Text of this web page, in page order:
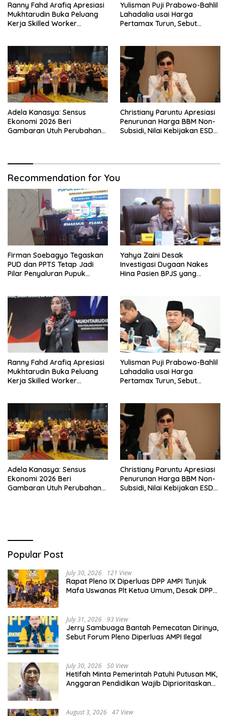
Ranny Fahd Arafiq Apresiasi
Mukhtarudin Buka Peluang
Kerja Skilled Worker
Yulisman Puji Prabowo-Bahlil
Lahadalia usai Harga
Pertamax Turun, Sebut
Adela Kanasya: Sensus
Ekonomi 2026 Beri
Gambaran Utuh Perubahan
Christiany Paruntu Apresiasi
Penurunan Harga BBM Non-
Subsidi, Nilai Kebijakan ESDM
Recommendation for You
Firman Soebagyo Tegaskan
PUD dan PPTS Tetap Jadi
Pilar Penyaluran Pupuk
Yahya Zaini Desak
Investigasi Dugaan Nakes
Hina Pasien BPJS yang
Ranny Fahd Arafiq Apresiasi
Mukhtarudin Buka Peluang
Kerja Skilled Worker
Yulisman Puji Prabowo-Bahlil
Lahadalia usai Harga
Pertamax Turun, Sebut
Adela Kanasya: Sensus
Ekonomi 2026 Beri
Gambaran Utuh Perubahan
Christiany Paruntu Apresiasi
Penurunan Harga BBM Non-
Subsidi, Nilai Kebijakan ESDM
Popular Post
July 30, 2026 121 View
Rapat Pleno IX Diperluas DPP AMPI Tunjuk
Mafa Uswanas Plt Ketua Umum, Desak DPP
July 31, 2026 93 View
Jerry Sambuaga Bantah Pemecatan Dirinya,
Sebut Forum Pleno Diperluas AMPI Ilegal
July 30, 2026 50 View
Hetifah Minta Pemerintah Patuhi Putusan MK,
Anggaran Pendidikan Wajib Diprioritaskan
August 3, 2026 47 View